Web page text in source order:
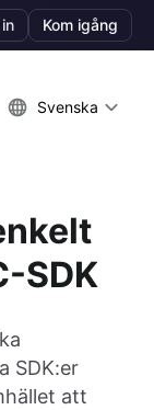
Kom igång
Svenska
SDK
SDK:er
att